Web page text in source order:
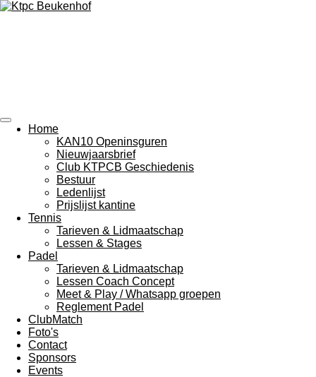
Ga
Home
KAN10 Openinsguren
Nieuwjaarsbrief
Club KTPCB Geschiedenis
Bestuur
Ledenlijst
Prijslijst kantine
Tennis
Tarieven & Lidmaatschap
Lessen & Stages
Padel
Tarieven & Lidmaatschap
Lessen Coach Concept
Meet & Play / Whatsapp groepen
Reglement Padel
ClubMatch
Foto's
Contact
Sponsors
Events